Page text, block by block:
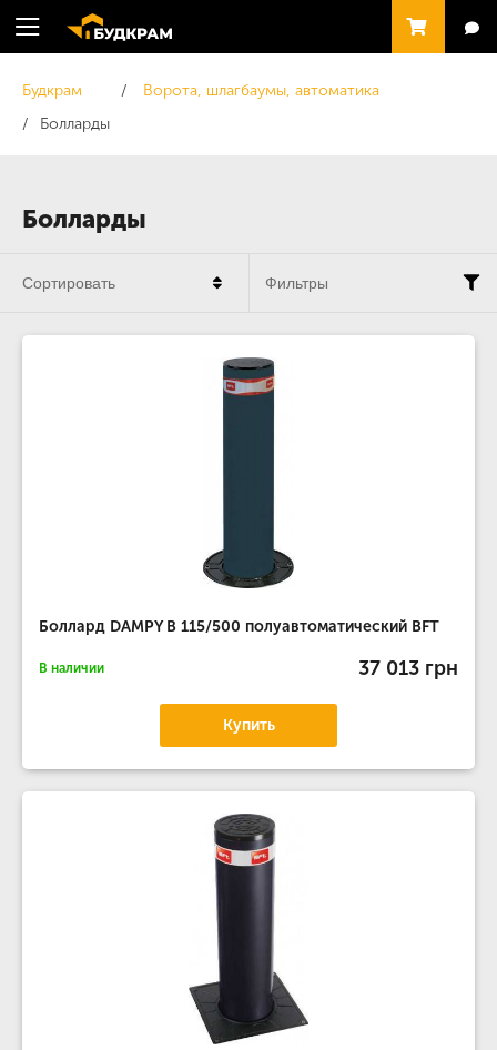
Болларды
Будкрам
Ворота, шлагбаумы, автоматика
Болларды
Боллард DAMPY B 115/500 полуавтоматический BFT
В наличии 37 013 грн
Купить
Сортировать Фильтры